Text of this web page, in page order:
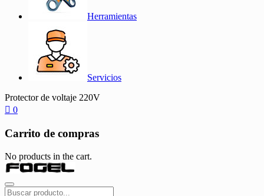
Herramientas
Servicios
Protector de voltaje 220V
0
Carrito de compras
No products in the cart.